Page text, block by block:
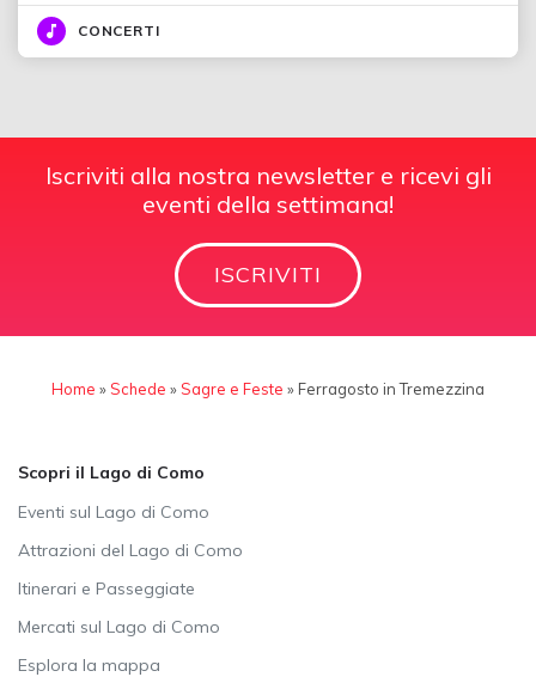
CONCERTI
Iscriviti alla nostra newsletter e ricevi gli
eventi della settimana!
ISCRIVITI
Home »Schede »Sagre e Feste » Ferragosto in Tremezzina
Scopri il Lago di Como
Eventi sul Lago di Como
Attrazioni del Lago di Como
Itinerari e Passeggiate
Mercati sul Lago di Como
Esplora la mappa